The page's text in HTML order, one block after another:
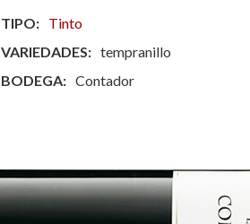
TIPO
Tinto
VARIEDADES
tempranillo
BODEGA
Contador